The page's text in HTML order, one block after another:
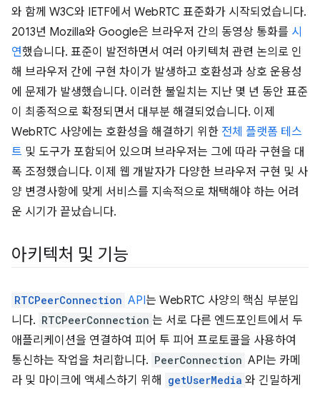
와 함께 W3C와 IETF에서 WebRTC 표준화가 시작되었습니다.
2013년 Mozilla와 Google은 브라우저 간의 동영상 통화를 시
연했습니다. 표준이 발전하면서 여러 아키텍처 관련 논의로 인
해 브라우저 간에 구현 차이가 발생하고 호환성과 상호 운용성
에 문제가 발생했습니다. 이러한 불일치는 지난 몇 년 동안 표준
이 최종적으로 확정되면서 대부분 해결되었습니다. 이제
WebRTC 사양에는 호환성을 해결하기 위한 전체 플랫폼 테스
트 및 도구가 포함되어 있으며 브라우저는 그에 따라 구현을 대
폭 조정했습니다. 이제 웹 개발자가 다양한 브라우저 구현 및 사
양 변경사항에 맞게 서비스를 지속적으로 채택해야 하는 어려
운 시기가 끝났습니다.
아키텍처 및 기능
RTCPeerConnection API는 WebRTC 사양의 핵심 부분입
니다. RTCPeerConnection 는 서로 다른 엔드포인트에서 두
애플리케이션을 연결하여 피어 투 피어 프로토콜을 사용하여
통신하는 작업을 처리합니다. PeerConnection API는 카메
라 및 마이크에 액세스하기 위해
getUserMedia 와 긴밀하게